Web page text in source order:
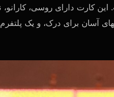
کارت دارای روسی، کارانو،
آسان برای درک، و یک